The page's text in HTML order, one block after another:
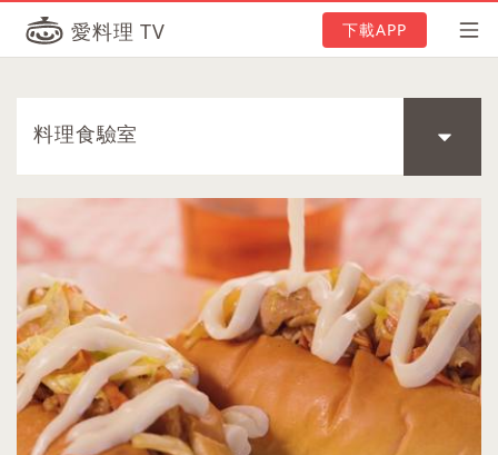
愛料理 TV 下載APP
料理食驗室